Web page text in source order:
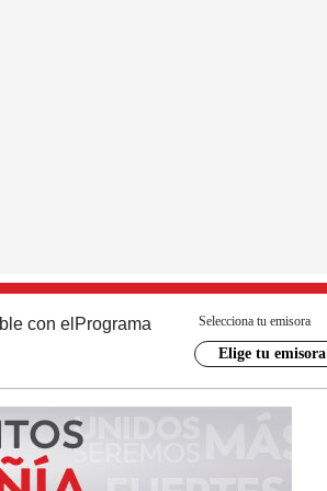
con el Programa Selecciona tu emisora
Elige tu emisora